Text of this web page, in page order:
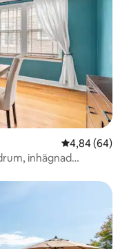
4,84 av 5 i
4,84 (64)
inhägnad